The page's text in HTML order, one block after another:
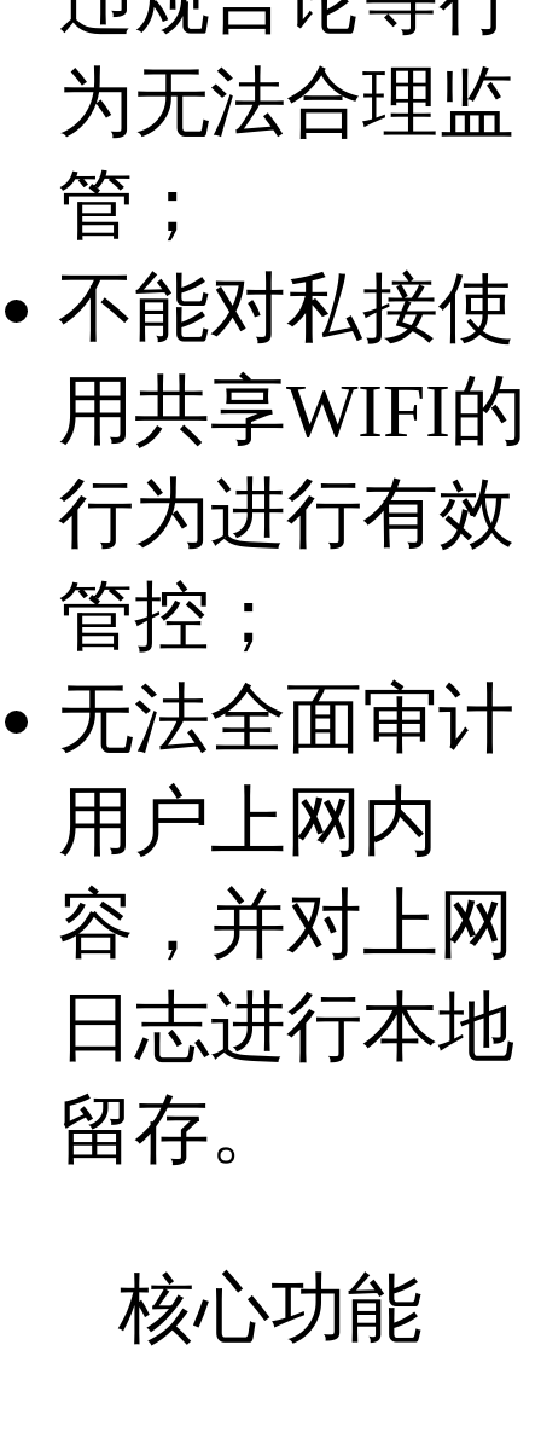
为无法合理监
管；
不能对私接使
用共享WIFI的
行为进行有效
管控；
无法全面审计
用户上网内
容，并对上网
日志进行本地
留存。
核心功能